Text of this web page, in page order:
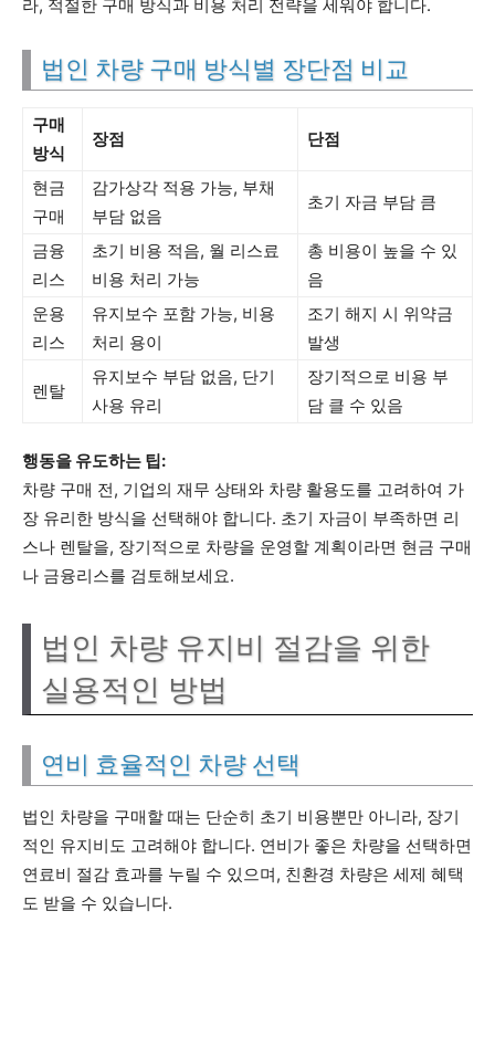
라, 적절한 구매 방식과 비용 처리 전략을 세워야 합니다.
법인 차량 구매 방식별 장단점 비교
구매
방식
장점 단점
현금
구매
감가상각 적용 가능, 부채
부담 없음
초기 자금 부담 큼
금융
리스
초기 비용 적음, 월 리스료
비용 처리 가능
총 비용이 높을 수 있
음
운용
리스
유지보수 포함 가능, 비용
처리 용이
조기 해지 시 위약금
발생
렌탈
유지보수 부담 없음, 단기
사용 유리
장기적으로 비용 부
담 클 수 있음
행동을 유도하는 팁:
차량 구매 전, 기업의 재무 상태와 차량 활용도를 고려하여 가
장 유리한 방식을 선택해야 합니다. 초기 자금이 부족하면 리
스나 렌탈을, 장기적으로 차량을 운영할 계획이라면 현금 구매
나 금융리스를 검토해보세요.
법인 차량 유지비 절감을 위한
실용적인 방법
연비 효율적인 차량 선택
법인 차량을 구매할 때는 단순히 초기 비용뿐만 아니라, 장기
적인 유지비도 고려해야 합니다. 연비가 좋은 차량을 선택하면
연료비 절감 효과를 누릴 수 있으며, 친환경 차량은 세제 혜택
도 받을 수 있습니다.